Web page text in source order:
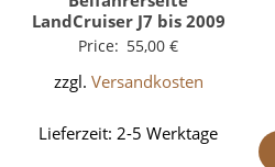
LandCruiser J7 bis 2009
Price: 55,00€
zzgl. Versandkosten
Lieferzeit:2-5 Werktage